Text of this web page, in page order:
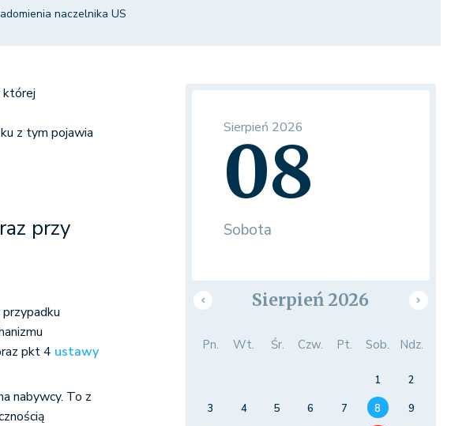
naczelnika US
której
z tym pojawia
przy
pkt 4 ustawy
nabywcy. To z
Sierpień 2026
08
Sobota
Sierpień 2026
Pn. Wt. Śr. Czw. Pt. Sob. Ndz.
1
2
3
4 5 6 7 8
9